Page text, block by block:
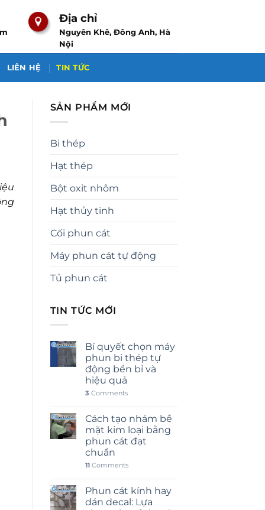
Địa chỉ
Nguyên Khê, Đông Anh, Hà
Nội
LIÊN HỆ TIN TỨC
SẢN PHẨM MỚI
Bi thép
Hạt thép
Bột oxit nhôm
Hạt thủy tinh
Cối phun cát
Máy phun cát tự động
Tủ phun cát
TIN TỨC MỚI
Bí quyết chọn máy
phun bi thép tự
động bền bỉ và
hiệu quả
3 Comments
Cách tạo nhám bề
mặt kim loại bằng
phun cát đạt
chuẩn
11Comments
Phun cát kính hay
dán decal: Lựa